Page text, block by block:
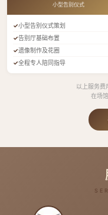
小型告别仪式
小型告别仪式策划
告别厅基础布置
遗像制作及花圈
全程专人陪同指导
以上服务费
在场